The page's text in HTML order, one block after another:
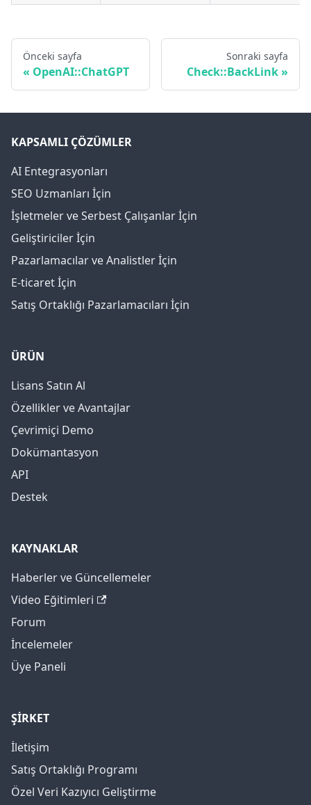
Önceki sayfa
OpenAI::ChatGPT
Sonraki sayfa
Check::BackLink
KAPSAMLI ÇÖZÜMLER
AI Entegrasyonları
SEO Uzmanları İçin
İşletmeler ve Serbest Çalışanlar İçin
Geliştiriciler İçin
Pazarlamacılar ve Analistler İçin
E-ticaret İçin
Satış Ortaklığı Pazarlamacıları İçin
ÜRÜN
Lisans Satın Al
Özellikler ve Avantajlar
Çevrimiçi Demo
Dokümantasyon
API
Destek
KAYNAKLAR
Haberler ve Güncellemeler
Video Eğitimleri
Forum
İncelemeler
Üye Paneli
ŞİRKET
İletişim
Satış Ortaklığı Programı
Özel Veri Kazıyıcı Geliştirme